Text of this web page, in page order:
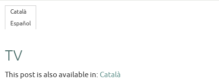
Català
Español
TV
This post is also available in: Català